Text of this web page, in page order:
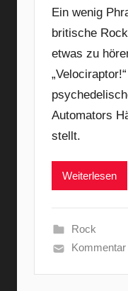
Ein wenig
britische
etwas zu
Automators
stellt.
Weiterlesen
Rock